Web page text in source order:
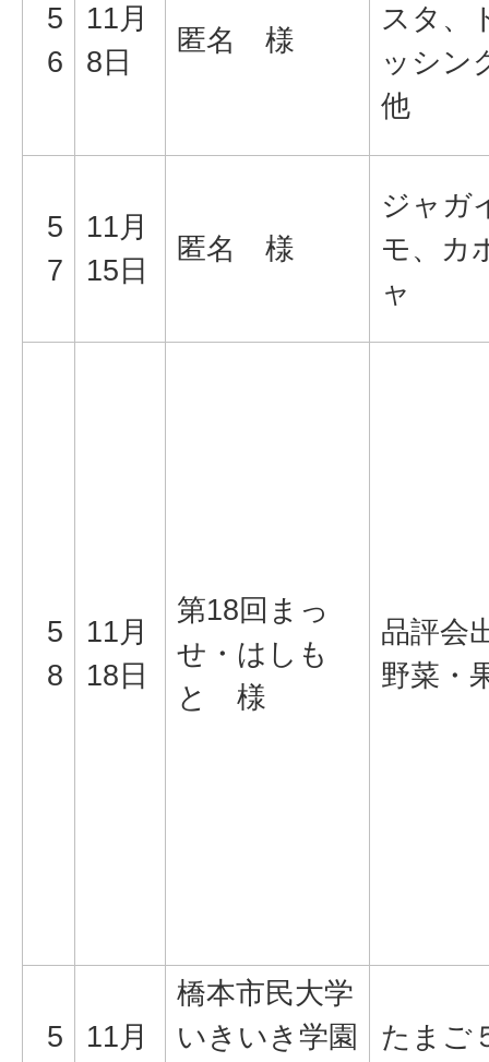
5
6
11月
8日
匿名 様
スタ、
ッシ
他
5
7
11月
15日
匿名 様
ジャガ
モ、カ
ャ
5
8
11月
18日
第18回まっ
せ・はしも
と 様
品評会
野菜・
5
11月
橋本市民大学
いきいき学園
たまご